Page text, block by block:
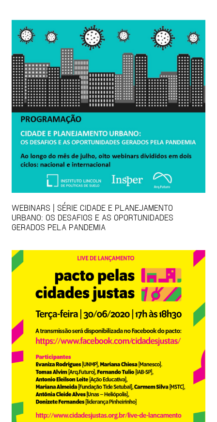
WEBINARS | SÉRIE CIDADE E PLANEJAMENTO
URBANO: OS DESAFIOS E AS OPORTUNIDADES
GERADOS PELA PANDEMIA